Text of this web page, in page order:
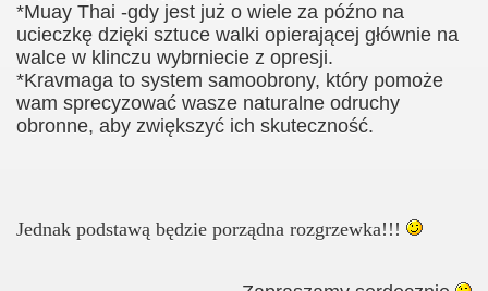
*Muay Thai -gdy jest już o wiele za późno na
ucieczkę dzięki sztuce walki opierającej głównie na
walce w klinczu wybrniecie z opresji.
*Kravmaga to system samoobrony, który pomoże
wam sprecyzować wasze naturalne odruchy
obronne, aby zwiększyć ich skuteczność.
Jednak podstawą będzie porządna rozgrzewka!!!